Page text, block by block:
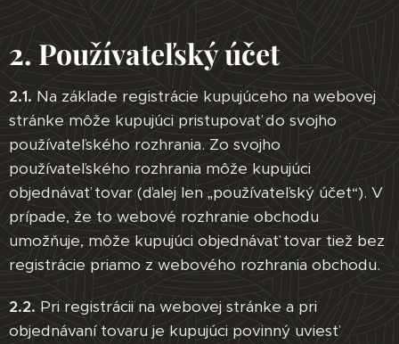
2. Používateľský účet
2.1. Na základe registrácie kupujúceho na webovej
stránke môže kupujúci pristupovať do svojho
používateľského rozhrania. Zo svojho
používateľského rozhrania môže kupujúci
objednávať tovar (ďalej len „používateľský účet“). V
prípade, že to webové rozhranie obchodu
umožňuje, môže kupujúci objednávať tovar tiež bez
registrácie priamo z webového rozhrania obchodu.
2.2. Pri registrácii na webovej stránke a pri
objednávaní tovaru je kupujúci povinný uviesť